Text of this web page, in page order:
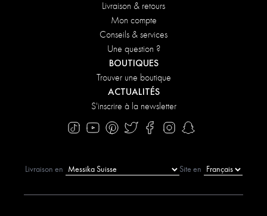
Livraison & retours
Mon compte
Conseils & services
Une question ?
BOUTIQUES
Trouver une boutique
ACTUALITÉS
S'inscrire à la newsletter
Livraison en Site en